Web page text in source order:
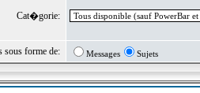
Cat�gorie:
forme de: Messages Sujets